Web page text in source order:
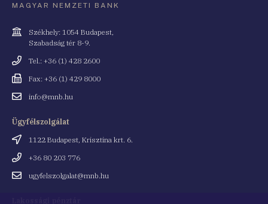
MAGYAR NEMZETI BANK
Cím
Székhely: 1054 Budapest,
Szabadság tér 8-9.
Telefonszám
Tel.: +36 (1) 428 2600
Fax
Fax: +36 (1) 429 8000
Emailinfo@mnb.hu
Ügyfélszolgálat
Cím
1122 Budapest, Krisztina krt. 6.
Telefonszám
+36 80 203 776
Emailugyfelszolgalat@mnb.hu